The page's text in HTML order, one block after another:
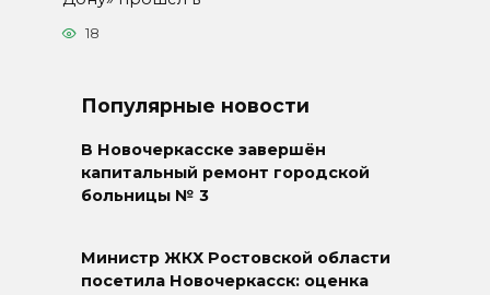
18
Популярные новости
В Новочеркасске завершён
капитальный ремонт городской
больницы № 3
Министр ЖКХ Ростовской области
посетила Новочеркасск: оценка